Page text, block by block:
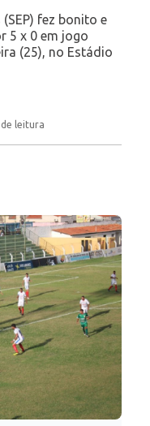
fez bonito e
5 x 0 em jogo
(25), no Estádio
leitura